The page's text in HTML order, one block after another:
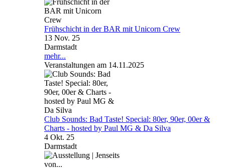
Frühschicht in der BAR mit Unicorn Crew
13 Nov. 25
Darmstadt
mehr...
Veranstaltungen am 14.11.2025
Club Sounds: Bad Taste! Special: 80er, 90er, 00er &
Charts - hosted by Paul MG & Da Silva
4 Okt. 25
Darmstadt